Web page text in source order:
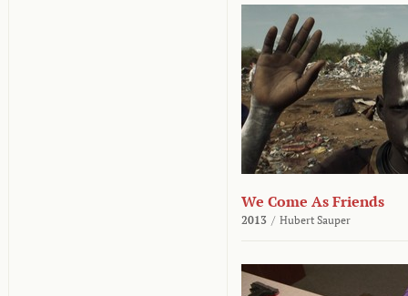
We Come As Friends
2013 / Hubert Sauper